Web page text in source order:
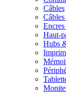
Câbles
Câbles
Haut-
Hubs